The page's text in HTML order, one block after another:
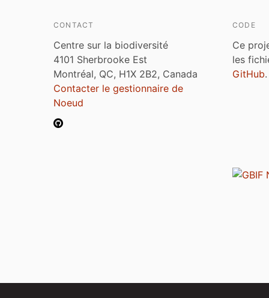
CONTACT
Centre sur la biodiversité
4101 Sherbrooke Est
Montréal, QC, H1X 2B2, Canada
Contacter le gestionnaire de
Noeud
CODE
Ce
les
GitHub.